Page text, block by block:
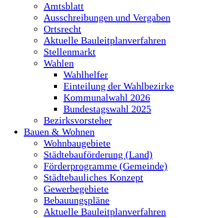
Amtsblatt
Ausschreibungen und Vergaben
Ortsrecht
Aktuelle Bauleitplanverfahren
Stellenmarkt
Wahlen
Wahlhelfer
Einteilung der Wahlbezirke
Kommunalwahl 2026
Bundestagswahl 2025
Bezirksvorsteher
Bauen & Wohnen
Wohnbaugebiete
Städtebauförderung (Land)
Förderprogramme (Gemeinde)
Städtebauliches Konzept
Gewerbegebiete
Bebauungspläne
Aktuelle Bauleitplanverfahren